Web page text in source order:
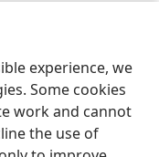
experience, we
Some cookies
work and cannot
the use of
beszédét, a
29
mert úgy
van,
és nem